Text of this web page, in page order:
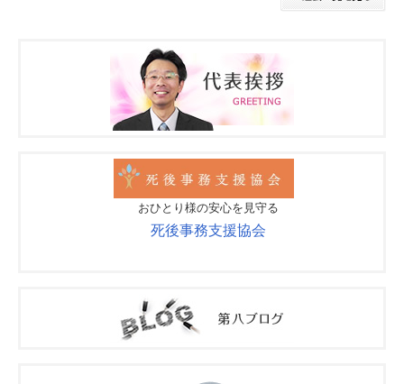
おひとり様の安心を見守る
死後事務支援協会